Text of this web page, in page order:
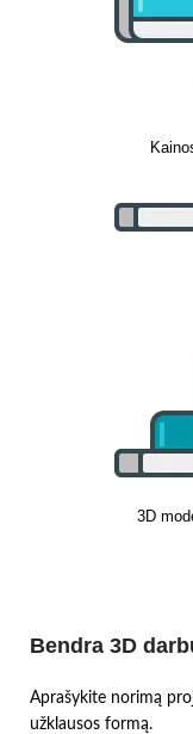
3D
Bendra 3D
Aprašykite norimą
užklausos formą.